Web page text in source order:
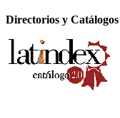
Directorios y Catálogos